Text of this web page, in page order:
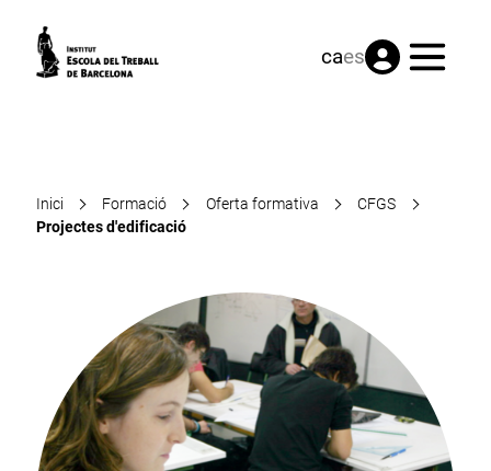
caes Menú
Inici Formació Oferta formativa
CFGS
Projectes d'edificació